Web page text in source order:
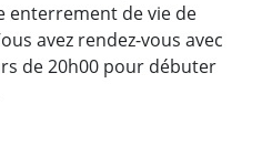
enterrement de vie de
avez rendez-vous avec
de 20h00 pour débuter